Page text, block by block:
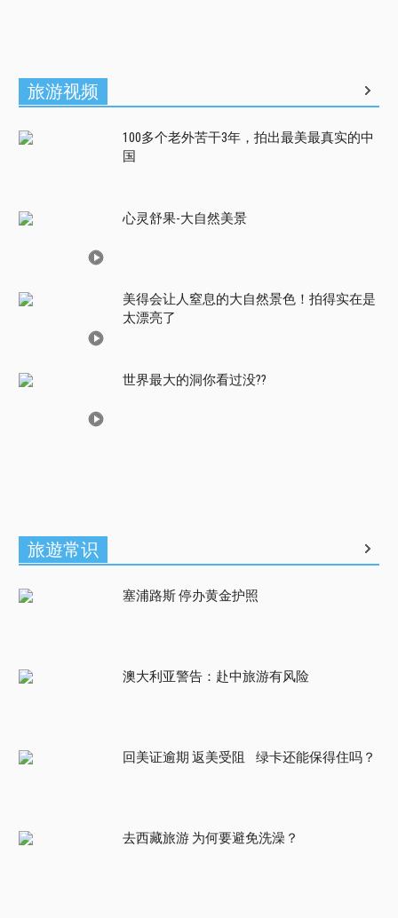
旅游视频
100多个老外苦干3年，拍出最美最真实的中
国
心灵舒果-大自然美景
美得会让人窒息的大自然景色！拍得实在是
太漂亮了
世界最大的洞你看过没??
旅遊常识
塞浦路斯 停办黄金护照
澳大利亚警告：赴中旅游有风险
回美证逾期 返美受阻 绿卡还能保得住吗？
去西藏旅游 为何要避免洗澡？